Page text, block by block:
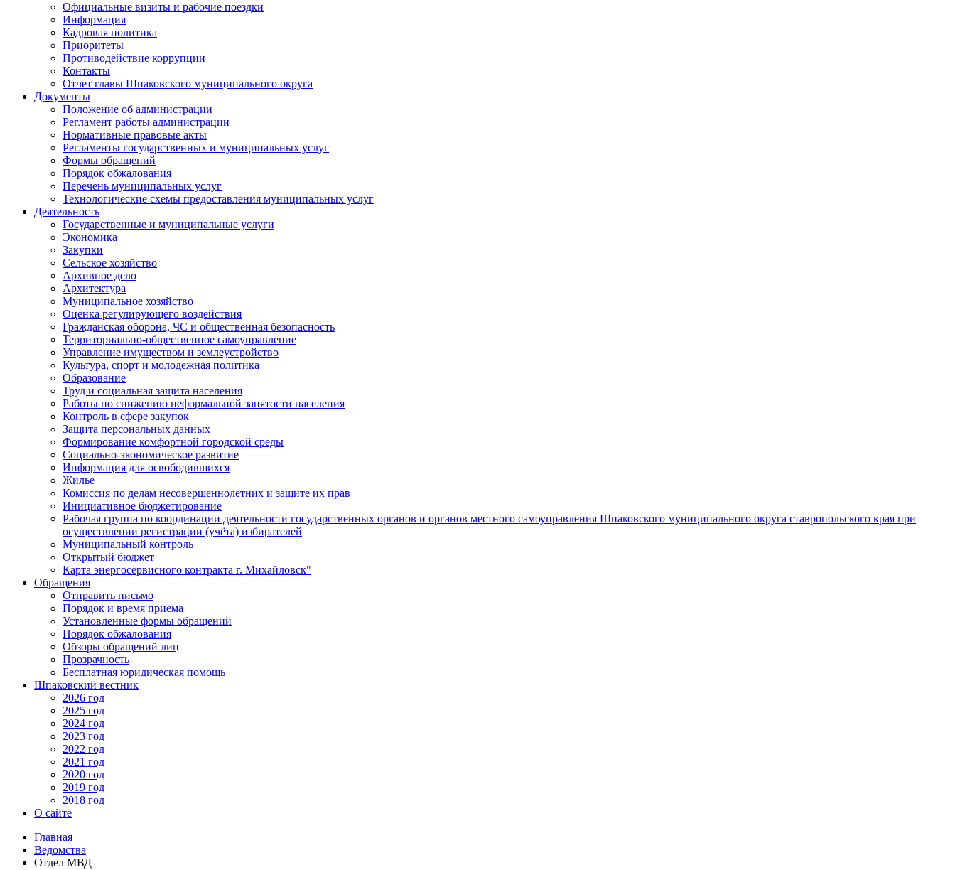
Официальные визиты и рабочие поездки
Информация
Кадровая политика
Приоритеты
Противодействие коррупции
Контакты
Отчет главы Шпаковского муниципального округа
Документы
Положение об администрации
Регламент работы администрации
Нормативные правовые акты
Регламенты государственных и муниципальных услуг
Формы обращений
Порядок обжалования
Перечень муниципальных услуг
Технологические схемы предоставления муниципальных услуг
Деятельность
Государственные и муниципальные услуги
Экономика
Закупки
Сельское хозяйство
Архивное дело
Архитектура
Муниципальное хозяйство
Оценка регулирующего воздействия
Гражданская оборона, ЧС и общественная безопасность
Территориально-общественное самоуправление
Управление имуществом и землеустройство
Культура, спорт и молодежная политика
Образование
Труд и социальная защита населения
Работы по снижению неформальной занятости населения
Контроль в сфере закупок
Защита персональных данных
Формирование комфортной городской среды
Социально-экономическое развитие
Информация для освободившихся
Жилье
Комиссия по делам несовершеннолетних и защите их прав
Инициативное бюджетирование
Рабочая группа по координации деятельности государственных органов и органов местного самоуправления Шпаковского муниципального округа ставропольского края при
осуществлении регистрации (учёта) избирателей
Муниципальный контроль
Открытый бюджет
Карта энергосервисного контракта г. Михайловск"
Обращения
Отправить письмо
Порядок и время приема
Установленные формы обращений
Порядок обжалования
Обзоры обращений лиц
Прозрачность
Бесплатная юридическая помощь
Шпаковский вестник
2026 год
2025 год
2024 год
2023 год
2022 год
2021 год
2020 год
2019 год
2018 год
О сайте
Главная
Ведомства
Отдел МВД